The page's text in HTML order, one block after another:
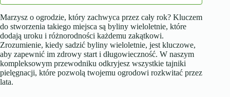
Marzysz o ogrodzie, który zachwyca przez cały rok? Kluczem
do stworzenia takiego miejsca są byliny wieloletnie, które
dodają uroku i różnorodności każdemu zakątkowi.
Zrozumienie, kiedy sadzić byliny wieloletnie, jest kluczowe,
aby zapewnić im zdrowy start i długowieczność. W naszym
kompleksowym przewodniku odkryjesz wszystkie tajniki
pielęgnacji, które pozwolą twojemu ogrodowi rozkwitać przez
lata.